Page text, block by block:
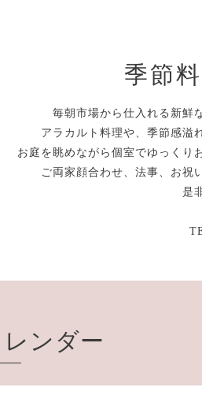
季節
毎朝市場から仕入れる新鮮
アラカルト料理や、季節感溢
お庭を眺めながら個室でゆっくり
ご両家顔合わせ、法事、お祝
是
ンダー